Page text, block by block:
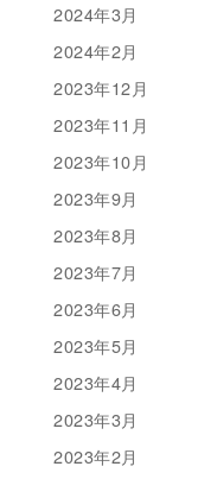
2024年3月
2024年2月
2023年12月
2023年11月
2023年10月
2023年9月
2023年8月
2023年7月
2023年6月
2023年5月
2023年4月
2023年3月
2023年2月